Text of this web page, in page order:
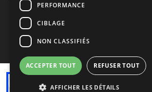
Tous droits réservés © Les Éditions Pole-
Ce site est produit et hébergé par Montréal-
Politique de confidentialité et Conditions
PERFORMANCE
CIBLAGE
NON CLASSIFIÉS
ACCEPTER TOUT REFUSER TOUT
AFFICHER LES DÉTAILS